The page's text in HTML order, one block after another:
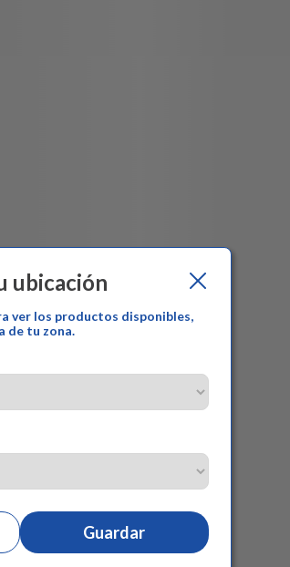
ubicación
ver los productos disponibles,
de tu zona.
Guardar